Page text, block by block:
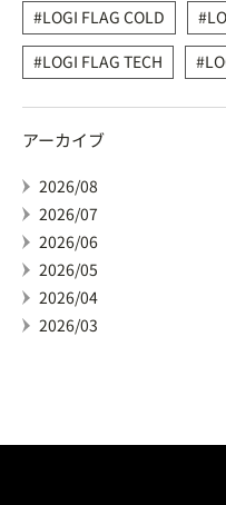
LOGI FLAG COLD
LOGI FLAG TECH
アーカイブ
2026/08
2026/07
2026/06
2026/05
2026/04
2026/03